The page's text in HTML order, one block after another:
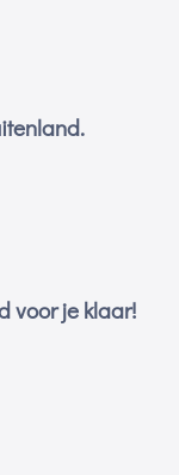
voor je klaar!